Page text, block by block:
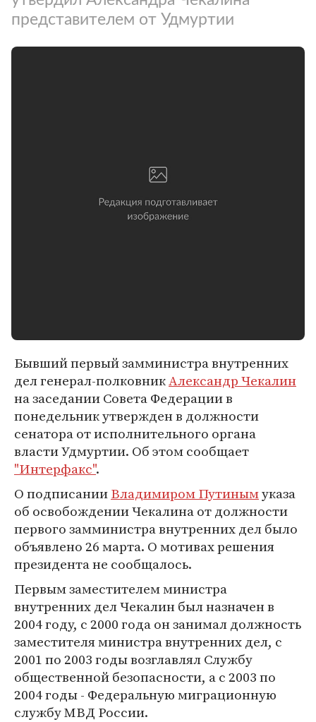
представителем от Удмуртии
Бывший первый замминистра внутренних
дел генерал-полковникАлександр Чекалин
на заседании Совета Федерации в
понедельник утвержден в должности
сенатора от исполнительного органа
власти Удмуртии. Об этом сообщает
"Интерфакс".
О подписанииВладимиром Путинымуказа
об освобождении Чекалина от должности
первого замминистра внутренних дел было
объявлено 26 марта. О мотивах решения
президента не сообщалось.
Первым заместителем министра
внутренних дел Чекалин был назначен в
2004 году, с 2000 года он занимал должность
заместителя министра внутренних дел, с
2001 по 2003 годы возглавлял Службу
общественной безопасности, а с 2003 по
2004 годы - Федеральную миграционную
службу МВД России.